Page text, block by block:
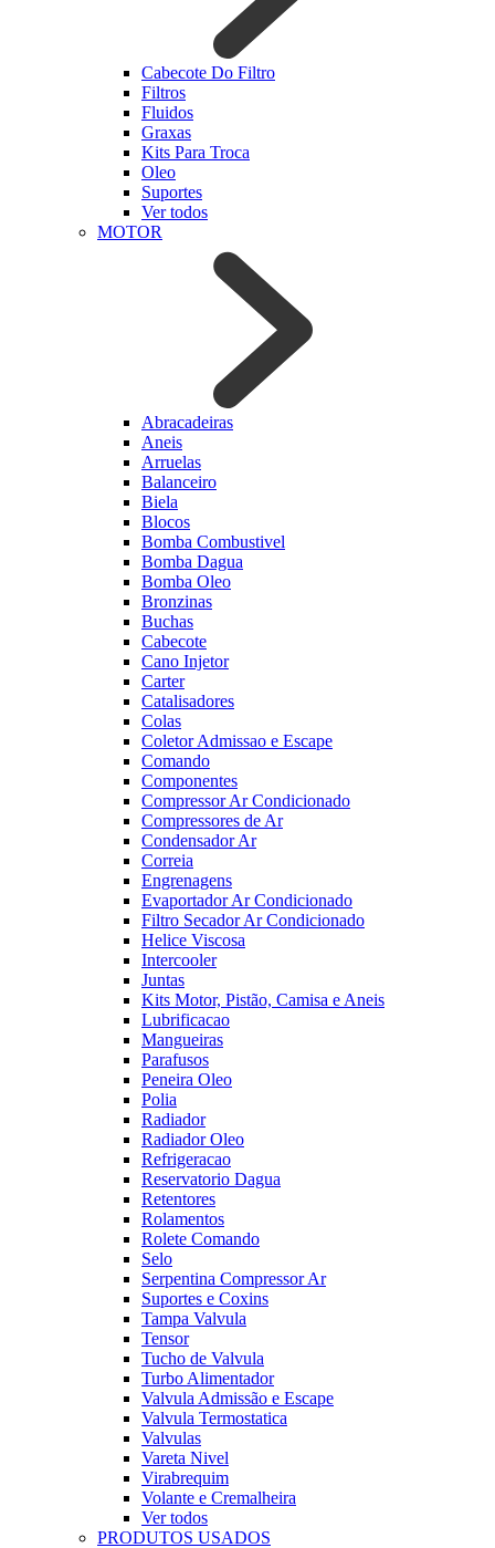
Cabecote Do Filtro
Filtros
Fluidos
Graxas
Kits Para Troca
Oleo
Suportes
Ver todos
MOTOR
Abracadeiras
Aneis
Arruelas
Balanceiro
Biela
Blocos
Bomba Combustivel
Bomba Dagua
Bomba Oleo
Bronzinas
Buchas
Cabecote
Cano Injetor
Carter
Catalisadores
Colas
Coletor Admissao e Escape
Comando
Componentes
Compressor Ar Condicionado
Compressores de Ar
Condensador Ar
Correia
Engrenagens
Evaportador Ar Condicionado
Filtro Secador Ar Condicionado
Helice Viscosa
Intercooler
Juntas
Kits Motor, Pistão, Camisa e Aneis
Lubrificacao
Mangueiras
Parafusos
Peneira Oleo
Polia
Radiador
Radiador Oleo
Refrigeracao
Reservatorio Dagua
Retentores
Rolamentos
Rolete Comando
Selo
Serpentina Compressor Ar
Suportes e Coxins
Tampa Valvula
Tensor
Tucho de Valvula
Turbo Alimentador
Valvula Admissão e Escape
Valvula Termostatica
Valvulas
Vareta Nivel
Virabrequim
Volante e Cremalheira
Ver todos
PRODUTOS USADOS